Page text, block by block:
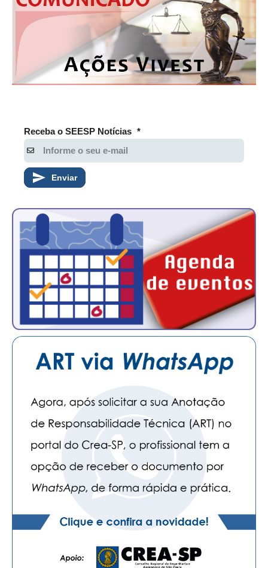
Receba o SEESP Notícias *
Enviar